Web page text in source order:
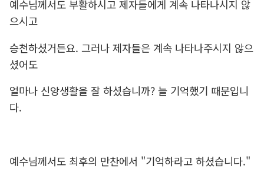
예수님께서도 부활하시고 제자들에게 계속 나타나시지 않
으시고
승천하셨거든요. 그러나 제자들은 계속 나타나주시지 않으
셨어도
얼마나 신앙생활을 잘 하셨습니까? 늘 기억했기 때문입니
다.
예수님께서도 최후의 만찬에서 "기억하라고 하셨습니다."